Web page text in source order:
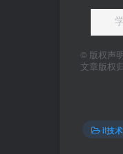
© 版权声
文章版权
it技